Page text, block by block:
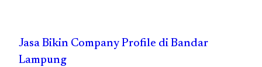
Jasa Bikin Company Profile di Bandar
Lampung